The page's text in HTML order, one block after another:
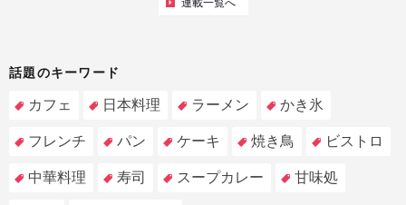
連載一覧へ
話題のキーワード
カフェ 日本料理 ラーメン かき氷
フレンチ パン ケーキ 焼き鳥 ビストロ
中華料理 寿司 スープカレー 甘味処